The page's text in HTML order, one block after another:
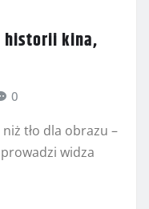
historii kina,
0
tło dla obrazu –
widza